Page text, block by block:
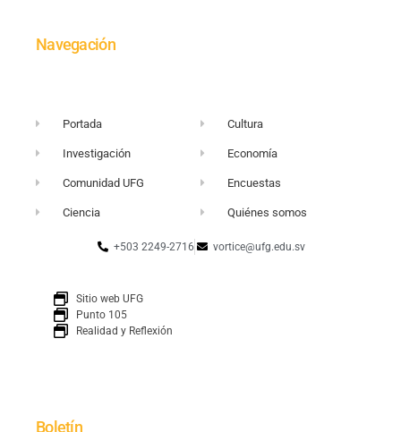
Navegación
Portada
Investigación
Comunidad UFG
Ciencia
Cultura
Economía
Encuestas
Quiénes somos
+503 2249-2716 vortice@ufg.edu.sv
Sitio web UFG
Punto 105
Realidad y Reflexión
Boletín